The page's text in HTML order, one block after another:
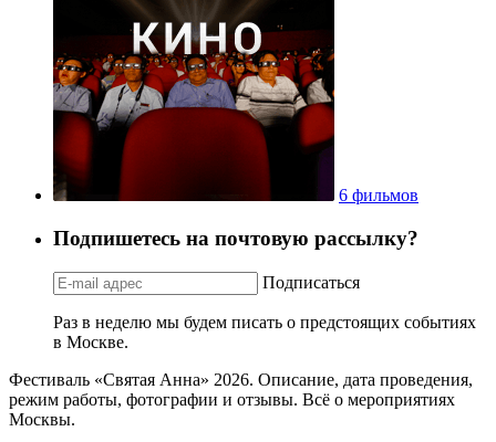
6 фильмов
Подпишетесь на почтовую рассылку?
Подписаться
Раз в неделю мы будем писать о предстоящих событиях
в Москве.
Фестиваль «Святая Анна» 2026. Описание, дата проведения,
режим работы, фотографии и отзывы. Всё о мероприятиях
Москвы.